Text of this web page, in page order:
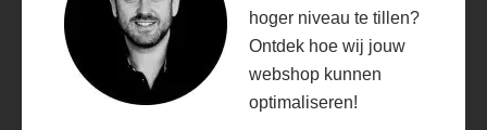
hoger niveau te tillen?
Ontdek hoe wij jouw
webshop kunnen
optimaliseren!